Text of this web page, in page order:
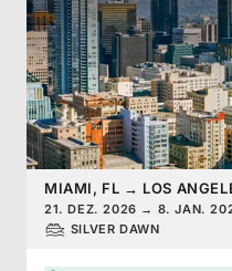
MIAMI, FL → LOS
21. DEZ. 2026 → 8. JAN.
SILVER DAWN